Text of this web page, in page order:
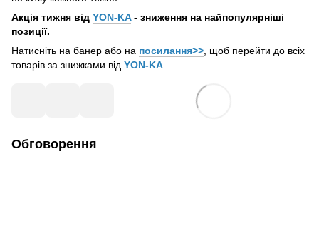
Акція тижня від YON-KA- зниження на найпопулярніші
позиції.
Натисніть на банер або на посилання>> , щоб перейти до всіх
товарів за знижками від YON-KA
Обговорення